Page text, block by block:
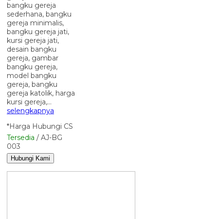
bangku gereja
sederhana, bangku
gereja minimalis,
bangku gereja jati,
kursi gereja jati,
desain bangku
gereja, gambar
bangku gereja,
model bangku
gereja, bangku
gereja katolik, harga
kursi gereja,…
selengkapnya
*Harga Hubungi CS
Tersedia / AJ-BG
003
Hubungi Kami